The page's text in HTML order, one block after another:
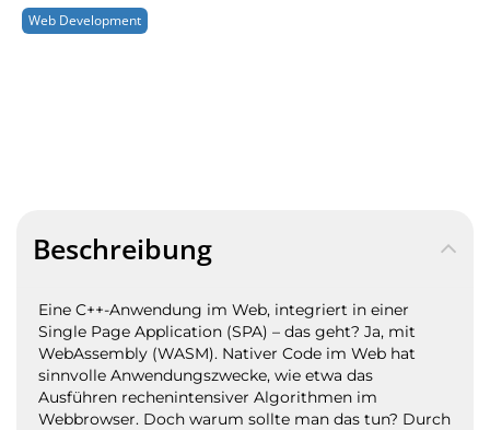
Web Development
Beschreibung
Eine C++-Anwendung im Web, integriert in einer
Single Page Application (SPA) – das geht? Ja, mit
WebAssembly (WASM). Nativer Code im Web hat
sinnvolle Anwendungszwecke, wie etwa das
Ausführen rechenintensiver Algorithmen im
Webbrowser. Doch warum sollte man das tun? Durch